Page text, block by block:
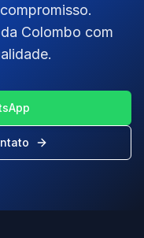
Colombo com